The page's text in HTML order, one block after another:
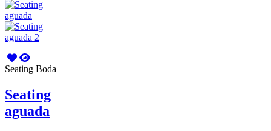
Seating Boda
Seating
aguada